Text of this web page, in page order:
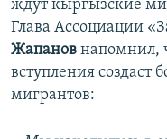
ждут кыргызские
Глава Ассоциации
Жапанов напомнил,
вступления создаст
мигрантов: